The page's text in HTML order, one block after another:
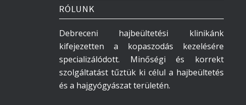
RÓLUNK
Debreceni hajbeültetési klinikánk
kifejezetten a kopaszodás kezelésére
specializálódott. Minőségi és korrekt
szolgáltatást tűztük ki célul a hajbeültetés
és a hajgyógyászat területén.